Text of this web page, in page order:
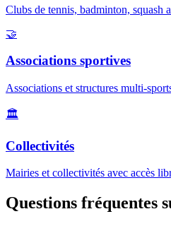
Clubs de tennis, badminton, squash
🤝
Associations sportives
Associations et structures multi-
🏛️
Collectivités
Mairies et collectivités avec accès
Questions fréquentes